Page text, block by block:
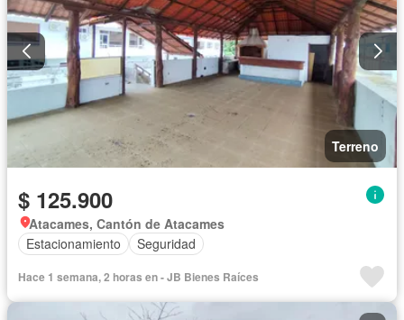
Terreno
$ 125.900
Atacames, Cantón de Atacames
Estacionamiento
Seguridad
Hace 1 semana, 2 horas en - JB Bienes Raíces